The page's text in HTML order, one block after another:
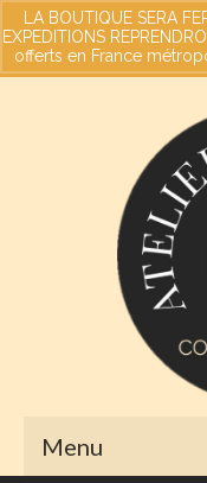
LA BOUTIQUE SERA
EXPEDITIONS
offerts en France
Votre panier-
Menu